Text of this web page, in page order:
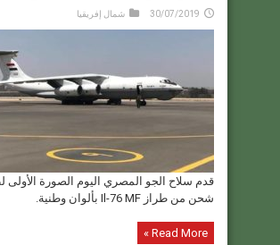
30/07/2019 شمال إفريقيا
قدم سلاح الجو المصري اليوم الصورة الأولى
شحن من طراز Il-76 MF بألوان وطنية.
Read More »